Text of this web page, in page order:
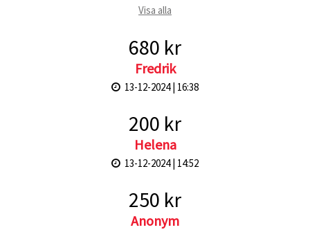
Visa alla
680 kr
Fredrik
13-12-2024 | 16:38
200 kr
Helena
13-12-2024 | 14:52
250 kr
Anonym